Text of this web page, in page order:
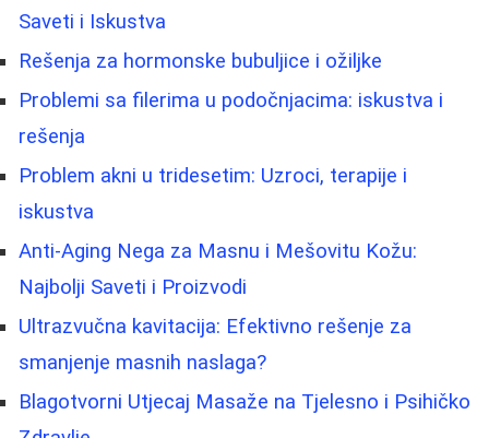
Saveti i Iskustva
Rešenja za hormonske bubuljice i ožiljke
Problemi sa filerima u podočnjacima: iskustva i
rešenja
Problem akni u tridesetim: Uzroci, terapije i
iskustva
Anti-Aging Nega za Masnu i Mešovitu Kožu:
Najbolji Saveti i Proizvodi
Ultrazvučna kavitacija: Efektivno rešenje za
smanjenje masnih naslaga?
Blagotvorni Utjecaj Masaže na Tjelesno i Psihičko